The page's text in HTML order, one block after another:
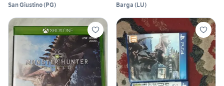
San Giustino(PG) Barga (LU)